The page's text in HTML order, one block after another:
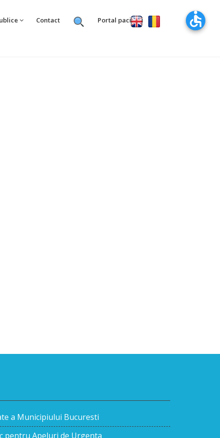
Contact Portal pacienti
a Municipiului Bucuresti
pentru Apeluri de Urgenta